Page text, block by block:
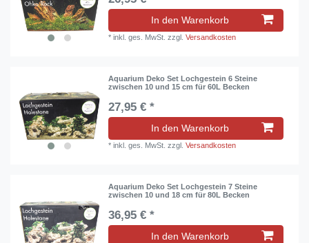
In den Warenkorb
*inkl. ges. MwSt. zzgl.Versandkosten
Aquarium Deko Set Lochgestein 6 Steine
zwischen 10 und 15 cm für 60L Becken
27,95 € *
In den Warenkorb
*inkl. ges. MwSt. zzgl.Versandkosten
Aquarium Deko Set Lochgestein 7 Steine
zwischen 10 und 18 cm für 80L Becken
36,95 € *
In den Warenkorb